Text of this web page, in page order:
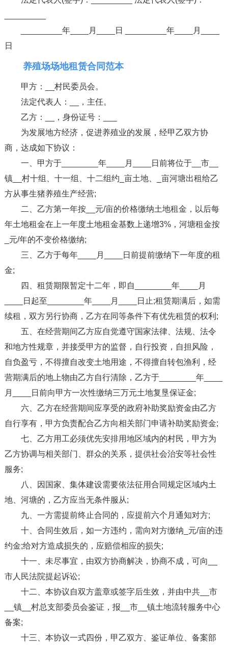
_________年____月____日 _________年____月____
日
养殖场场地租赁合同范本
甲方：__村民委员会。
法定代表人：__，主任。
乙方：__，身份证号：___
为发展地方经济，促进养殖业的发展，经甲乙双方协
商，达成如下协议：
一、甲方于________年____月____日前将位于__市__
镇__村十组、十一组、十二组约_亩土地、_亩河塘出租给乙
方从事生猪养殖生产经营;
二、乙方第一年按__元/亩的价格缴纳土地租金，以后每
年土地租金在上一年度土地租金基数上递增3%，河塘租金按
_元/年的不变价格缴纳;
三、乙方于每年____月____日前提前缴纳下一年度的租
金;
四、租赁期限暂定十二年，即自________年____月
____日起至________年____月____日止;租赁期满后，如需
续租，双方另行协商，乙方在同等条件下有优先租赁的权利;
五、在经营期间乙方应自觉遵守国家法律、法规、法令
和地方性规章，并接受甲方的监督，自行投资，自担风险，
自负盈亏，不得擅自改变土地用途，不得擅自转包渔利，经
营期满后的地上物由乙方自行清除，乙方于________年____
月____日前向甲方一次性缴纳三万元土地复垦保证金;
六、乙方在经营期间应享受的政府补助奖励资金由乙方
自行享有，甲方负责配合乙方向相关部门申请补助奖励资金;
七、乙方用工必须优先安排用地区域内的村民，甲方为
乙方协调与相关部门、群众的关系，提供社会治安等社会性
服务;
八、因国家、集体建设需要依法征用合同规定区域内土
地、河塘的，乙方应当无条件服从;
九、一方需提前终止合同的，应提前六个月通知对方;
十、合同生效后，如一方违约，需向对方缴纳_元/亩的违
约金;给对方造成损失的，应赔偿相应的损失;
十一、未尽事宜，由双方协商解决，协商不成，可向__
市人民法院提起诉讼;
十二、本协议自双方盖章或签字后生效，并由中共__市
__镇__村总支部委员会鉴证，报__市__镇土地流转服务中心
备案;
十三、本协议一式四份，甲乙双方、鉴证单位、备案部